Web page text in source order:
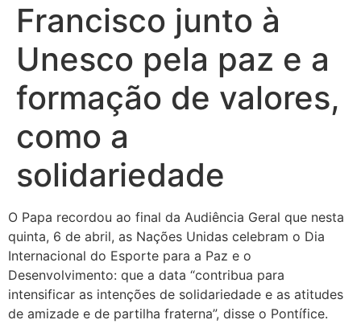
Francisco junto à
Unesco pela paz e a
formação de valores,
como a
solidariedade
O Papa recordou ao final da Audiência Geral que nesta
quinta, 6 de abril, as Nações Unidas celebram o Dia
Internacional do Esporte para a Paz e o
Desenvolvimento: que a data “contribua para
intensificar as intenções de solidariedade e as atitudes
de amizade e de partilha fraterna”, disse o Pontífice.